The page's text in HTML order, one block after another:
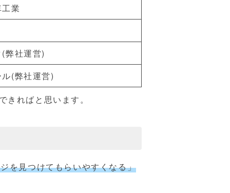
業
弊社運営)
(弊社運営)
ればと思います。
を見つけてもらいやすくなる」